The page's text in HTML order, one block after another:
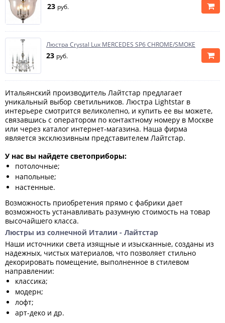
23 руб.
Люстра Crystal Lux MERCEDES SP6 CHROME/SMOKE
23 руб.
Итальянский производитель Лайтстар предлагает
уникальный выбор светильников. Люстра Lightstar в
интерьере смотрится великолепно, и купить ее вы можете,
связавшись с оператором по контактному номеру в Москве
или через каталог интернет-магазина. Наша фирма
является эксклюзивным представителем Лайтстар.
У нас вы найдете светоприборы:
потолочные;
напольные;
настенные.
Возможность приобретения прямо с фабрики дает
возможность устанавливать разумную стоимость на товар
высочайшего класса.
Люстры из солнечной Италии - Лайтстар
Наши источники света изящные и изысканные, созданы из
надежных, чистых материалов, что позволяет стильно
декорировать помещение, выполненное в стилевом
направлении:
классика;
модерн;
лофт;
арт-деко и др.